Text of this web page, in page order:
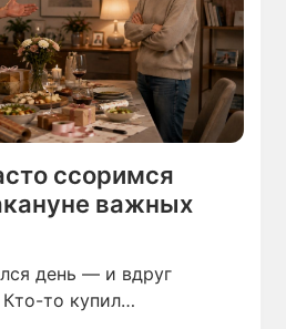
ссоримся
важных
день — и вдруг
Кто-то купил